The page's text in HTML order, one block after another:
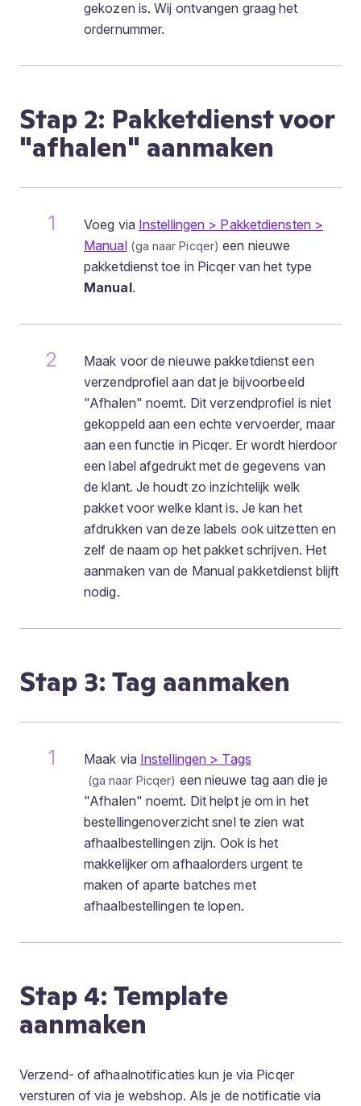
gekozen is. Wij ontvangen graag het
ordernummer.
Stap 2: Pakketdienst voor
"afhalen" aanmaken
Voeg via Instellingen > Pakketdiensten >
Manual
een nieuwe
pakketdienst toe in Picqer van het type
Manual.
Maak voor de nieuwe pakketdienst een
verzendprofiel aan dat je bijvoorbeeld
"Afhalen" noemt. Dit verzendprofiel is niet
gekoppeld aan een echte vervoerder, maar
aan een functie in Picqer. Er wordt hierdoor
een label afgedrukt met de gegevens van
de klant. Je houdt zo inzichtelijk welk
pakket voor welke klant is. Je kan het
afdrukken van deze labels ook uitzetten en
zelf de naam op het pakket schrijven. Het
aanmaken van de Manual pakketdienst blijft
nodig.
Stap 3: Tag aanmaken
Maak via Instellingen > Tags
een nieuwe tag aan die je
"Afhalen" noemt. Dit helpt je om in het
bestellingenoverzicht snel te zien wat
afhaalbestellingen zijn. Ook is het
makkelijker om afhaalorders urgent te
maken of aparte batches met
afhaalbestellingen te lopen.
Stap 4: Template
aanmaken
Verzend- of afhaalnotificaties kun je via Picqer
versturen of via je webshop. Als je de notificatie via